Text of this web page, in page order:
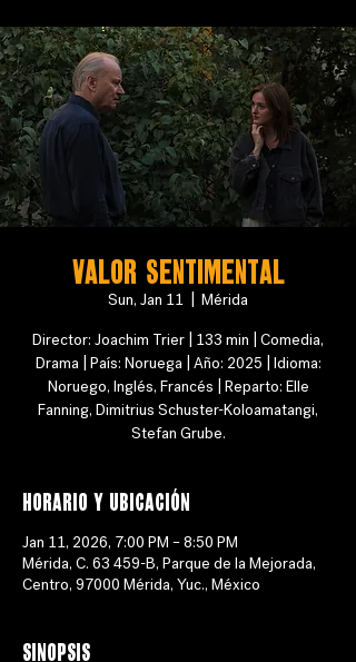
VALOR SENTIMENTAL
Sun, Jan 11
Mérida
Director: Joachim Trier | 133 min | Comedia,
Drama | País: Noruega | Año: 2025 | Idioma:
Noruego, Inglés, Francés | Reparto: Elle
Fanning, Dimitrius Schuster-Koloamatangi,
Stefan Grube.
Horario y ubicación
Jan 11, 2026, 7:00 PM – 8:50 PM
Mérida, C. 63 459-B, Parque de la Mejorada,
Centro, 97000 Mérida, Yuc., México
Sinopsis